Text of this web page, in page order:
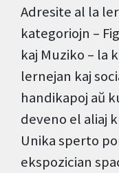
Adresite al la
kategoriojn –
kaj Muziko – la
lernejan kaj
handikapoj aŭ
deveno el aliaj
Unika sperto
ekspozician